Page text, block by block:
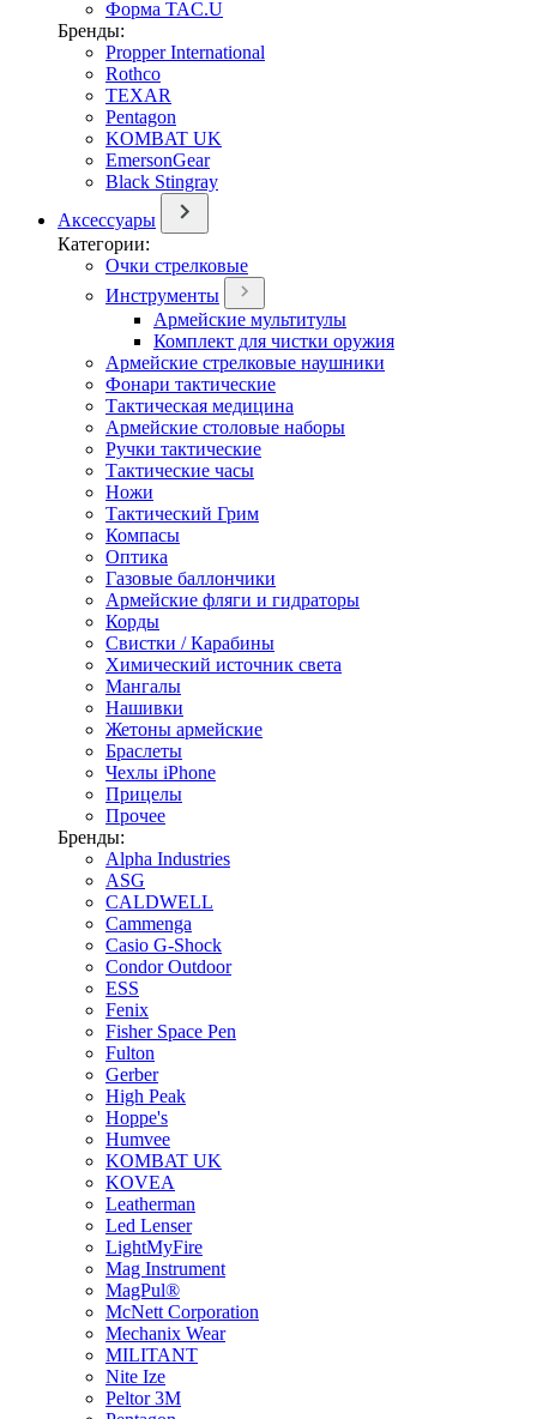
Форма TAC.U
Бренды:
Propper International
Rothco
TEXAR
Pentagon
KOMBAT UK
EmersonGear
Black Stingray
Аксессуары
Категории:
Очки стрелковые
Инструменты
Армейские мультитулы
Комплект для чистки оружия
Армейские стрелковые наушники
Фонари тактические
Тактическая медицина
Армейские столовые наборы
Ручки тактические
Тактические часы
Ножи
Тактический Грим
Компасы
Оптика
Газовые баллончики
Армейские фляги и гидраторы
Корды
Свистки / Карабины
Химический источник света
Мангалы
Нашивки
Жетоны армейские
Браслеты
Чехлы iPhone
Прицелы
Прочее
Бренды:
Alpha Industries
ASG
CALDWELL
Cammenga
Casio G-Shock
Condor Outdoor
ESS
Fenix
Fisher Space Pen
Fulton
Gerber
High Peak
Hoppe's
Humvee
KOMBAT UK
KOVEA
Leatherman
Led Lenser
LightMyFire
Mag Instrument
MagPul®
McNett Corporation
Mechanix Wear
MILITANT
Nite Ize
Peltor 3M